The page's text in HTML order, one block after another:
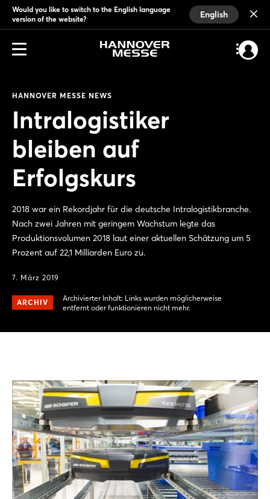
Would you like to switch to the English language
version of the website?
English
HANNOVER MESSE NEWS
Intralogistiker
bleiben auf
Erfolgskurs
2018 war ein Rekordjahr für die deutsche Intralogistikbranche.
Nach zwei Jahren mit geringem Wachstum legte das
Produktionsvolumen 2018 laut einer aktuellen Schätzung um 5
Prozent auf 22,1 Milliarden Euro zu.
7. März 2019
ARCHIV
Archivierter Inhalt: Links wurden möglicherweise
entfernt oder funktionieren nicht mehr.